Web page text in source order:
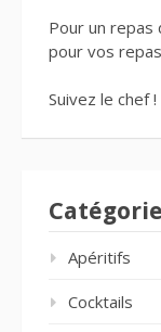
Pour un repas
pour vos
Suivez le chef !
Apéritifs
Cocktails